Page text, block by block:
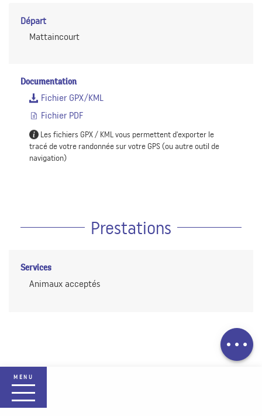
MENU
Prestations
Départ
Mattaincourt
Documentation
Fichier GPX/KML
Fichier PDF
Les fichiers GPX / KML vous permettent d'exporter le
tracé de votre randonnée sur votre GPS (ou autre outil de
navigation)
Prestations
Services
Animaux acceptés